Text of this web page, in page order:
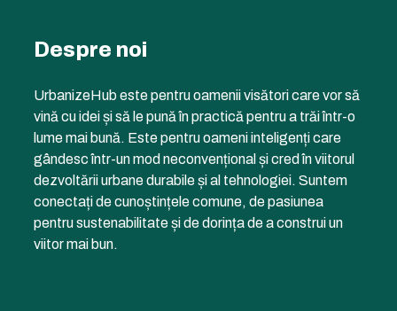
Despre noi
UrbanizeHub este pentru oamenii visători care vor să
vină cu idei și să le pună în practică pentru a trăi într-o
lume mai bună. Este pentru oameni inteligenți care
gândesc într-un mod neconvențional și cred în viitorul
dezvoltării urbane durabile și al tehnologiei. Suntem
conectați de cunoștințele comune, de pasiunea
pentru sustenabilitate și de dorința de a construi un
viitor mai bun.